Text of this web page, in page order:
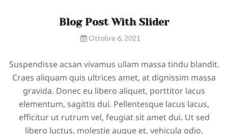
Blog Post With Slider
Ottobre 6, 2021
Suspendisse acsan vivamus ullam massa tindu blandit.
Craes aliquam quis ultrices amet, at dignissim massa
gravida. Donec eu libero aliquet, porttitor lacus
elementum, sagittis dui. Pellentesque lacus lacus,
efficitur ut rutrum vel, feugiat sit amet dui. Ut sed
libero luctus, molestie augue et, vehicula odio.